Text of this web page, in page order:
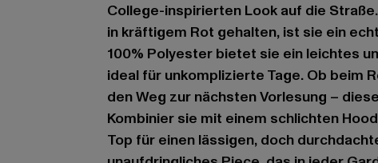
College-inspirierten Look auf die
in kräftigem Rot gehalten, ist sie ein
100% Polyester bietet sie ein leichtes
ideal für unkomplizierte Tage. Ob beim
den Weg zur nächsten Vorlesung –
Kombinier sie mit einem schlichten
Top für einen lässigen, doch